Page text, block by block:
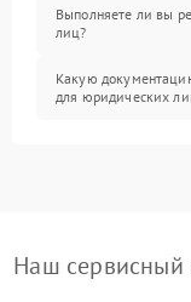
Выполняете ли вы
лиц?
Какую
для юридических
Наш сервисный